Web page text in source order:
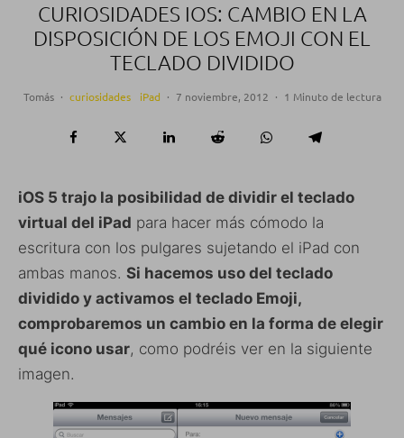
CURIOSIDADES IOS: CAMBIO EN LA
DISPOSICIÓN DE LOS EMOJI CON EL
TECLADO DIVIDIDO
Tomás · curiosidades iPad · 7 noviembre, 2012 · 1 Minuto de lectura
iOS 5 trajo la posibilidad de dividir el teclado
virtual del iPad para hacer más cómodo la
escritura con los pulgares sujetando el iPad con
ambas manos. Si hacemos uso del teclado
dividido y activamos el teclado Emoji,
comprobaremos un cambio en la forma de elegir
qué icono usar, como podréis ver en la siguiente
imagen.